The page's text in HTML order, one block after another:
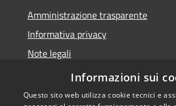
Amministrazione trasparente
Informativa privacy
Note legali
Dichiarazione di accessibilità
Informazioni sui
Questo sito web utilizza cookie tecnici e